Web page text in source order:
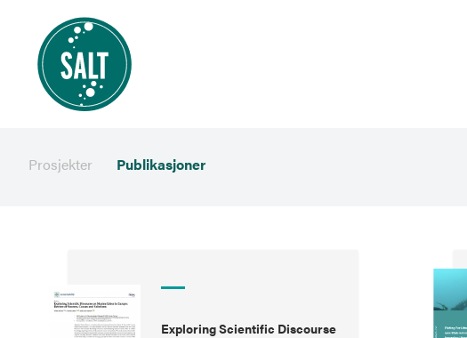
Prosjekter Publikasjoner
Exploring Scientific Discourse